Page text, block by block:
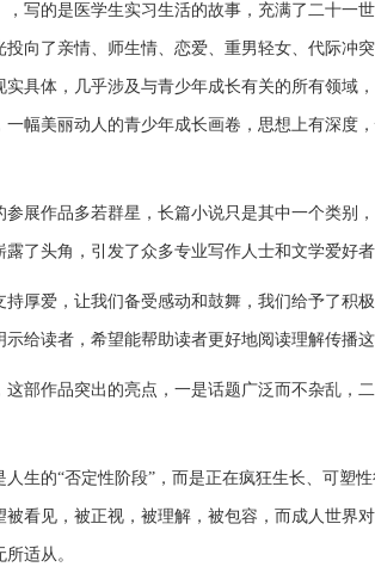
，写的是医学生实习生活的故事，充满了二十一
投向了亲情、师生情、恋爱、重男轻女、代际冲
实具体，几乎涉及与青少年成长有关的所有领域
一幅美丽动人的青少年成长画卷，思想上有深度
参展作品多若群星，长篇小说只是其中一个类别
露了头角，引发了众多专业写作人士和文学爱好
持厚爱，让我们备受感动和鼓舞，我们给予了积
示给读者，希望能帮助读者更好地阅读理解传播
这部作品突出的亮点，一是话题广泛而不杂乱，
人生的“否定性阶段”，而是正在疯狂生长、可塑
被看见，被正视，被理解，被包容，而成人世界
适从。